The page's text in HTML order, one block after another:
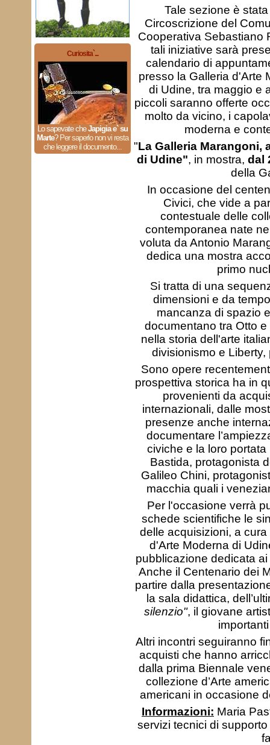
Curiosita`...
Lo sapevate cheJapigia e` su
Marte? Per saperlo non vi resta
che leggere il documento...
Tale sezione è
Circoscrizione del
Cooperativa Sebastiano
tali iniziative sarà
calendario di
presso la Galleria d'Arte
di Udine, tra maggio e
piccoli saranno offerte
molto da vicino, i
moderna e
"La Galleria Marangoni,
di Udine", in mostra, dal
della
In occasione del
Civici, che vide a
contestuale delle
contemporanea nate
voluta da Antonio
dedica una mostra
primo
Si tratta di una
dimensioni e da
mancanza di spazio
documentano tra Otto
nella storia dell'arte
divisionismo e Liberty,
Sono opere
prospettiva storica ha in
provenienti da
internazionali, dalle
presenze anche
documentare
civiche e la loro
Bastida, protagonista
Galileo Chini,
macchia quali i
Per l'occasione verrà
schede scientifiche le
delle acquisizioni, a
d'Arte Moderna di
pubblicazione dedicata
Anche il Centenario dei
partire dalla
la sala didattica,
silenzio", il giovane
Altri incontri seguiranno
acquisti che hanno
dalla prima Biennale
collezione d’Arte
americani in occasione
Informazioni: Maria
servizi tecnici di